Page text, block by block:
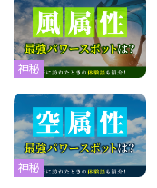
神秘
神秘